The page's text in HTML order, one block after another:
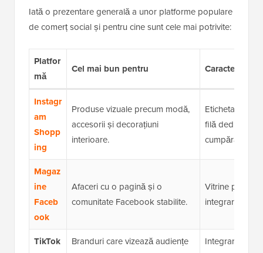
Iată o prezentare generală a unor platforme populare
de comerț social și pentru cine sunt cele mai potrivite:
Platfor
mă
Cel mai bun pentru Caracteristici
Instagr
am
Shopp
ing
Produse vizuale precum modă,
accesorii și decorațiuni
interioare.
Etichetarea
filă dedicată
cumpărături
Magaz
ine
Faceb
ook
Afaceri cu o pagină și o
comunitate Facebook stabilite.
Vitrine
integrare
TikTok
Branduri care vizează audiențe
Integrare